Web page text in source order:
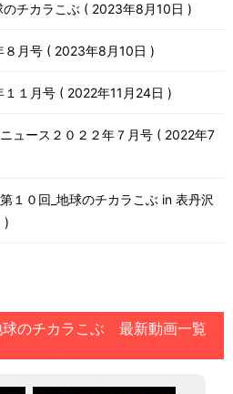
チカラこぶ 2023年8月10日
８月号 2023年8月10日
１１月号 2022年11月24日
ュース２０２２年７月号
2022年7
１０回_地球のチカラこぶ in 表丹沢
のチカラこぶ 最新動画一覧